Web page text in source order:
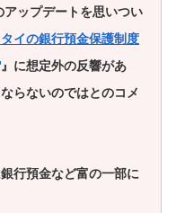
ップデートを思いつい
イの銀行預金保護制度
』に想定外の反響があ
らないのではとのコメ
行預金など富の一部に